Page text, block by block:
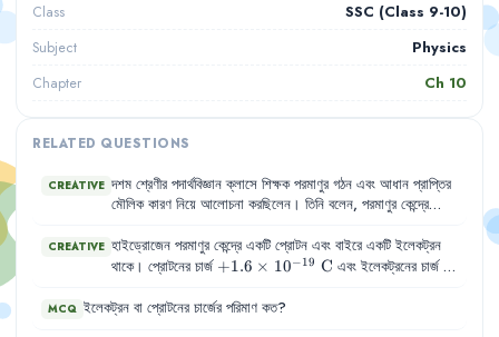
Class SSC (Class 9-10)
Subject Physics
Chapter Ch 10
RELATED QUESTIONS
CREATIVE দশম শ্রেণীর পদার্থবিজ্ঞান ক্লাসে শিক্ষক পরমাণুর গঠন এবং আধান প্রাপ্তির
মৌলিক কারণ নিয়ে আলোচনা করছিলেন । তিনি বলেন, পরমাণুর কেন্দ্রে
CREATIVE হাইড্রোজেন পরমাণুর কেন্দ্রে একটি প্রোটন এবং বাইরে একটি ইলেকট্রন
থাকে। প্রোটনের চার্জ +1.6 \times
C}
+1.6 × 10−19 C এবং ইলেকট্রনের চার্জ-1.6
0.5 \times
0.5 ×10−8 m।
MCQ ইলেকট্রন বা প্রোটনের চার্জের পরিমাণ কত?